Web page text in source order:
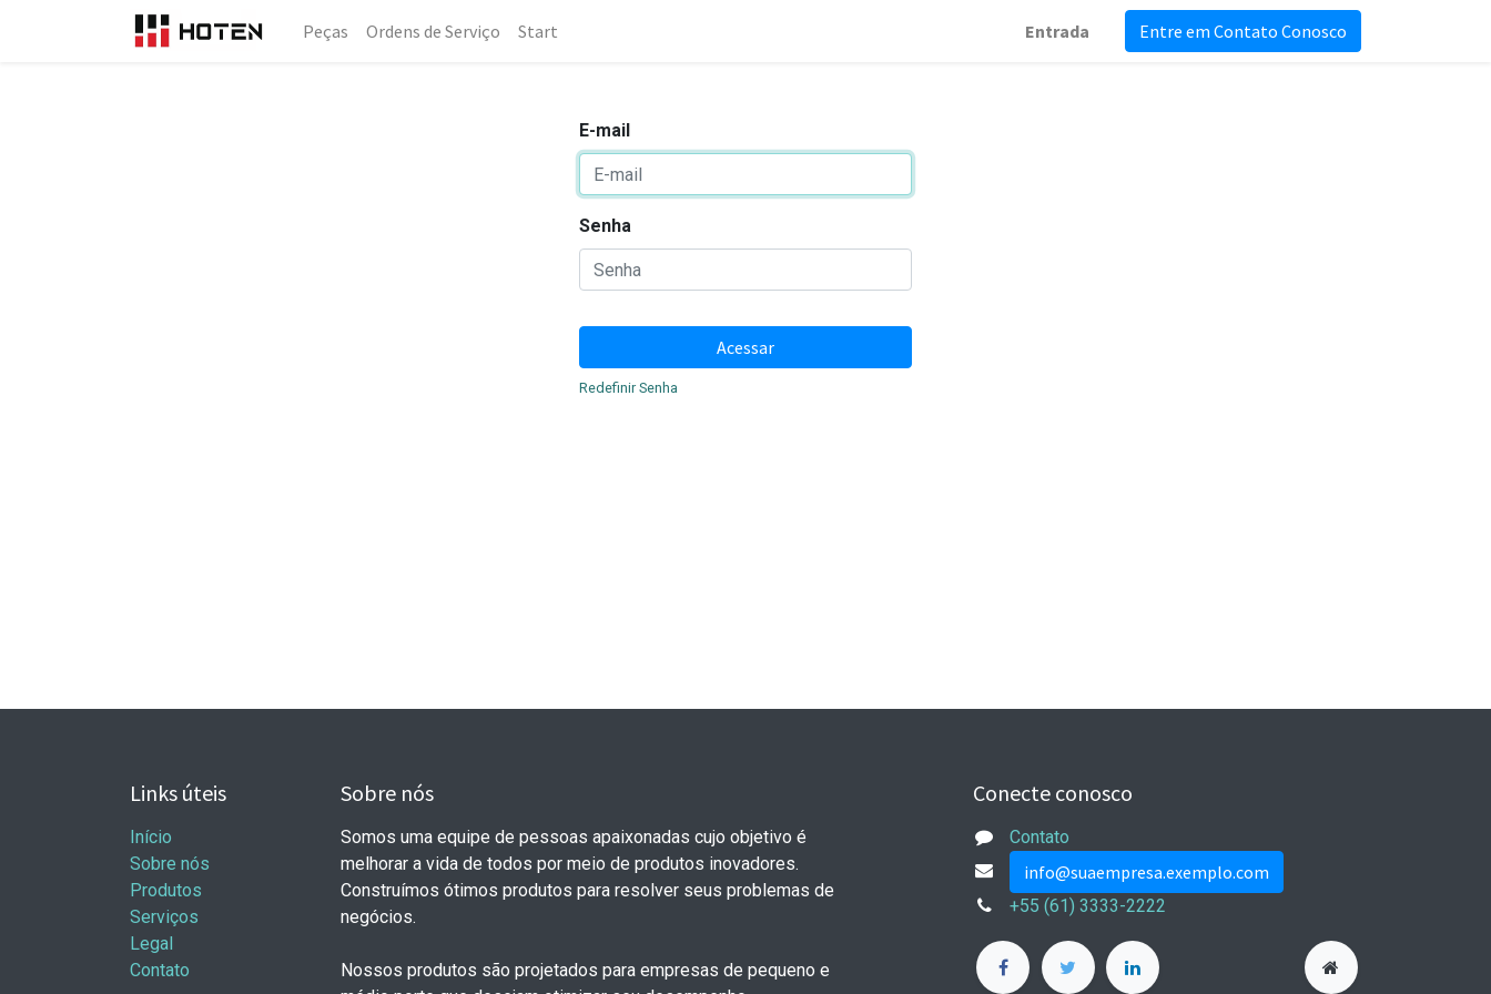
Peças Ordens de Serviço Start Entrada Entre em Contato Conosco
E-mail
Senha
Acessar
Redefinir Senha
Links úteis
Início
Sobre nós
Produtos
Serviços
Legal
Contato
Sobre nós
Somos uma equipe de pessoas apaixonadas cujo objetivo é
melhorar a vida de todos por meio de produtos inovadores.
Construímos ótimos produtos para resolver seus problemas de
negócios.
Nossos produtos são projetados para empresas de pequeno e
Conecte conosco
Contato
info@suaempresa.exemplo.com
+55 (61) 3333-2222